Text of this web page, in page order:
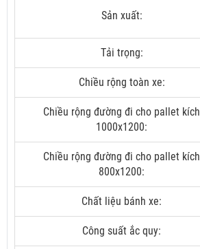
Sản xuất:
Tải trọng:
Chiều rộng toàn xe:
Chiều rộng đường đi cho pallet kích
1000x1200:
Chiều rộng đường đi cho pallet kích
800x1200:
Chất liệu bánh xe:
Công suất ắc quy: